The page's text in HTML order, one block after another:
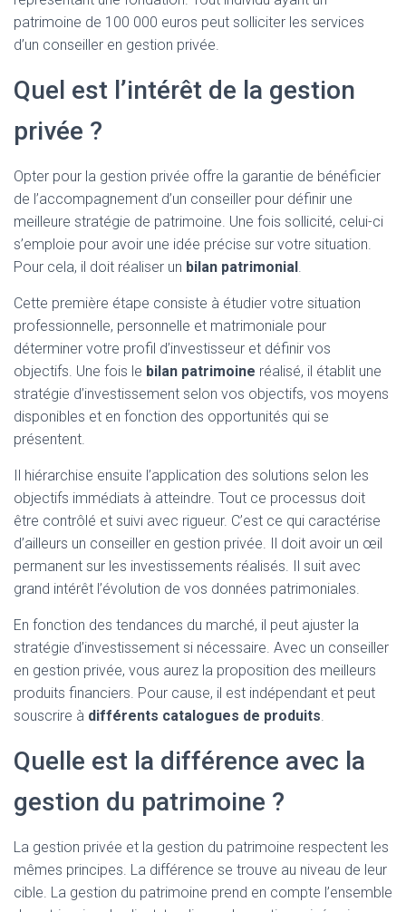
patrimoine de 100 000 euros peut solliciter les services
d’un conseiller en gestion privée.
Quel est l’intérêt de la gestion
privée ?
Opter pour la gestion privée offre la garantie de bénéficier
de l’accompagnement d’un conseiller pour définir une
meilleure stratégie de patrimoine. Une fois sollicité, celui-ci
s’emploie pour avoir une idée précise sur votre situation.
Pour cela, il doit réaliser un bilan patrimonial.
Cette première étape consiste à étudier votre situation
professionnelle, personnelle et matrimoniale pour
déterminer votre profil d’investisseur et définir vos
objectifs. Une fois le bilan patrimoine réalisé, il établit une
stratégie d’investissement selon vos objectifs, vos moyens
disponibles et en fonction des opportunités qui se
présentent.
Il hiérarchise ensuite l’application des solutions selon les
objectifs immédiats à atteindre. Tout ce processus doit
être contrôlé et suivi avec rigueur. C’est ce qui caractérise
d’ailleurs un conseiller en gestion privée. Il doit avoir un œil
permanent sur les investissements réalisés. Il suit avec
grand intérêt l’évolution de vos données patrimoniales.
En fonction des tendances du marché, il peut ajuster la
stratégie d’investissement si nécessaire. Avec un conseiller
en gestion privée, vous aurez la proposition des meilleurs
produits financiers. Pour cause, il est indépendant et peut
souscrire à différents catalogues de produits.
Quelle est la différence avec la
gestion du patrimoine ?
La gestion privée et la gestion du patrimoine respectent les
mêmes principes. La différence se trouve au niveau de leur
cible. La gestion du patrimoine prend en compte l’ensemble